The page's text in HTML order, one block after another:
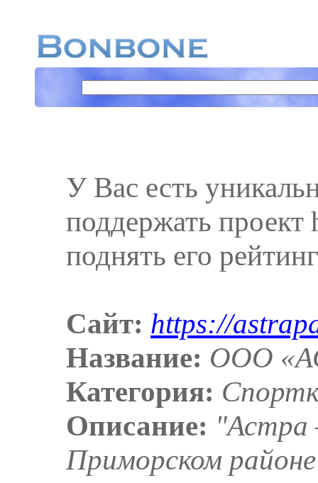
У Вас есть
поддержать проект
поднять его
Сайт: https://
Название: ООО
Категория:
Описание: "Астра
Приморском